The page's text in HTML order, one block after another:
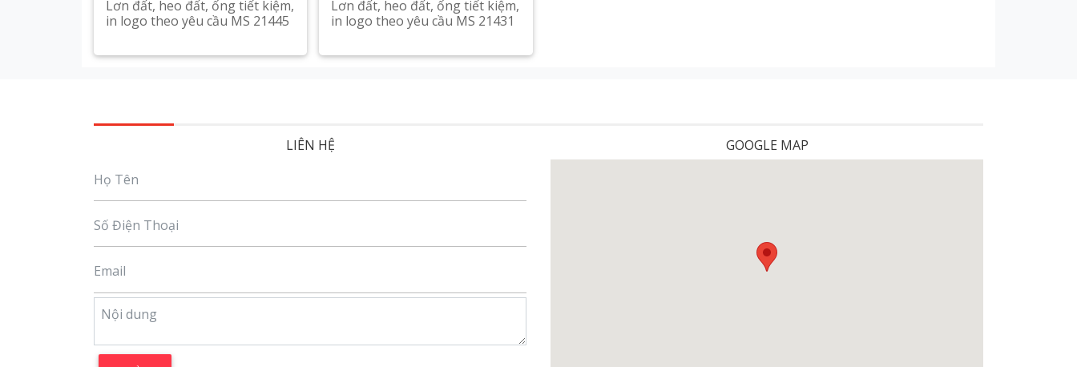
Lơn đất, heo đất, ống tiết kiệm,
in logo theo yêu cầu MS 21445
Xem chi tiết
Lơn đất, heo đất, ống tiết kiệm,
in logo theo yêu cầu MS 21431
Xem chi tiết
LIÊN HỆ GOOGLE MAP